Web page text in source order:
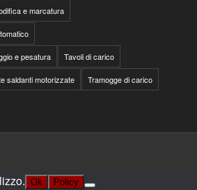
e marcatura
e pesatura Tavoli di carico
saldanti motorizzate Tramogge di carico
Ok Policy